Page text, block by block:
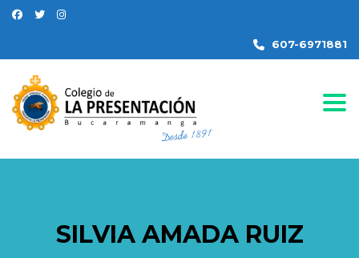
607-6971881
SILVIA AMADA RUIZ